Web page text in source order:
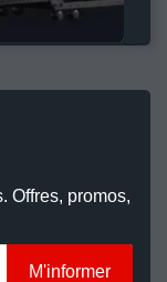
Offres, promos,
M'informer